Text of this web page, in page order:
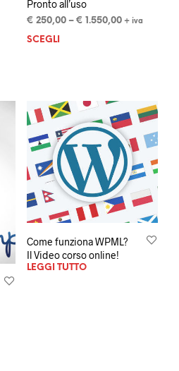
Pronto all’uso
€ 250,00– € 1.550,00 + iva
SCEGLI
Come funziona WPML?
Il Video corso online!
LEGGI TUTTO